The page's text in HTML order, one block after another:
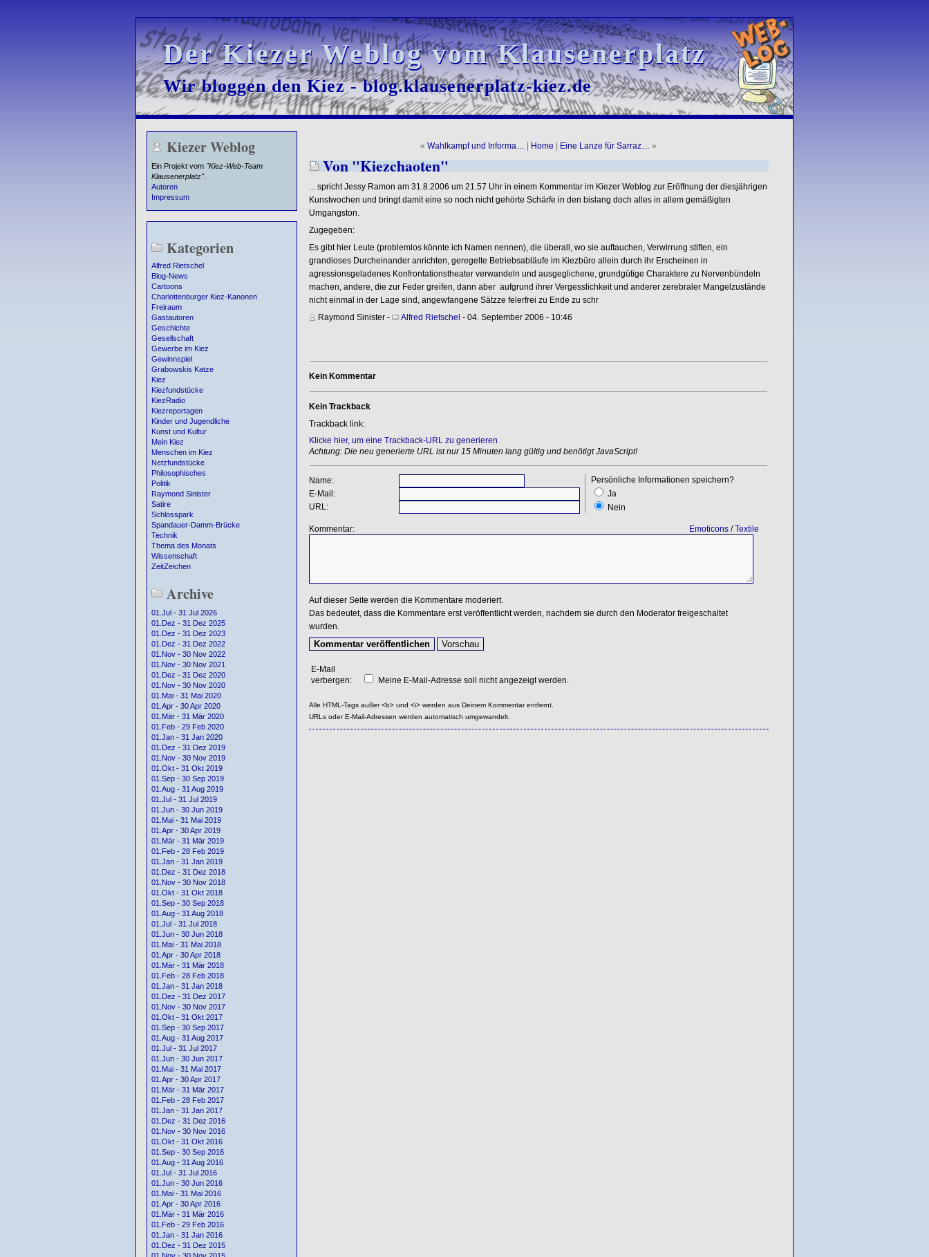
Der Kiezer Weblog vom Klausenerplatz
Der Kiezer Weblog vom Klausenerplatz
Wir bloggen den Kiez - blog.klausenerplatz-kiez.de
Wir bloggen den Kiez - blog.klausenerplatz-kiez.de
Kiezer Weblog
Ein Projekt vom "Kiez-Web-Team
Klausenerplatz".
Autoren
Impressum
Kategorien
Alfred Rietschel
Blog-News
Cartoons
Charlottenburger Kiez-Kanonen
Freiraum
Gastautoren
Geschichte
Gesellschaft
Gewerbe im Kiez
Gewinnspiel
Grabowskis Katze
Kiez
Kiezfundstücke
KiezRadio
Kiezreportagen
Kinder und Jugendliche
Kunst und Kultur
Mein Kiez
Menschen im Kiez
Netzfundstücke
Philosophisches
Politik
Raymond Sinister
Satire
Schlosspark
Spandauer-Damm-Brücke
Technik
Thema des Monats
Wissenschaft
ZeitZeichen
Archive
01.Jul - 31 Jul 2026
01.Dez - 31 Dez 2025
01.Dez - 31 Dez 2023
01.Dez - 31 Dez 2022
01.Nov - 30 Nov 2022
01.Nov - 30 Nov 2021
01.Dez - 31 Dez 2020
01.Nov - 30 Nov 2020
01.Mai - 31 Mai 2020
01.Apr - 30 Apr 2020
01.Mär - 31 Mär 2020
01.Feb - 29 Feb 2020
01.Jan - 31 Jan 2020
01.Dez - 31 Dez 2019
01.Nov - 30 Nov 2019
01.Okt - 31 Okt 2019
01.Sep - 30 Sep 2019
01.Aug - 31 Aug 2019
01.Jul - 31 Jul 2019
01.Jun - 30 Jun 2019
01.Mai - 31 Mai 2019
01.Apr - 30 Apr 2019
01.Mär - 31 Mär 2019
01.Feb - 28 Feb 2019
01.Jan - 31 Jan 2019
01.Dez - 31 Dez 2018
01.Nov - 30 Nov 2018
01.Okt - 31 Okt 2018
01.Sep - 30 Sep 2018
01.Aug - 31 Aug 2018
01.Jul - 31 Jul 2018
01.Jun - 30 Jun 2018
01.Mai - 31 Mai 2018
01.Apr - 30 Apr 2018
01.Mär - 31 Mär 2018
01.Feb - 28 Feb 2018
01.Jan - 31 Jan 2018
01.Dez - 31 Dez 2017
01.Nov - 30 Nov 2017
01.Okt - 31 Okt 2017
01.Sep - 30 Sep 2017
01.Aug - 31 Aug 2017
01.Jul - 31 Jul 2017
01.Jun - 30 Jun 2017
01.Mai - 31 Mai 2017
01.Apr - 30 Apr 2017
01.Mär - 31 Mär 2017
01.Feb - 28 Feb 2017
01.Jan - 31 Jan 2017
01.Dez - 31 Dez 2016
01.Nov - 30 Nov 2016
01.Okt - 31 Okt 2016
01.Sep - 30 Sep 2016
01.Aug - 31 Aug 2016
01.Jul - 31 Jul 2016
01.Jun - 30 Jun 2016
01.Mai - 31 Mai 2016
01.Apr - 30 Apr 2016
01.Mär - 31 Mär 2016
01.Feb - 29 Feb 2016
01.Jan - 31 Jan 2016
01.Dez - 31 Dez 2015
« Wahlkampf und Informa… Home Eine Lanze für Sarraz… »
Von "Kiezchaoten"
... spricht Jessy Ramon am 31.8.2006 um 21.57 Uhr in einem Kommentar im Kiezer Weblog zur Eröffnung der diesjährigen
Kunstwochen und bringt damit eine so noch nicht gehörte Schärfe in den bislang doch alles in allem gemäßigten
Umgangston.
Zugegeben:
Es gibt hier Leute (problemlos könnte ich Namen nennen), die überall, wo sie auftauchen, Verwirrung stiften, ein
grandioses Durcheinander anrichten, geregelte Betriebsabläufe im Kiezbüro allein durch ihr Erscheinen in
agressionsgeladenes Konfrontationstheater verwandeln und ausgeglichene, grundgütige Charaktere zu Nervenbündeln
machen, andere, die zur Feder greifen, dann aber aufgrund ihrer Vergesslichkeit und anderer zerebraler Mangelzustände
nicht einmal in der Lage sind, angewfangene Sätzze felerfrei zu Ende zu schr
Raymond Sinister- Alfred Rietschel - 04. September 2006 - 10:46
Kein Kommentar
Kein Trackback
Trackback link:
Klicke hier, um eine Trackback-URL zu generieren
Achtung: Die neu generierte URL ist nur 15 Minuten lang gültig und benötigt JavaScript!
Name:
Persönliche Informationen speichern?
Ja
Nein
E-Mail:
URL:
Kommentar: Emoticons/Textile
Auf dieser Seite werden die Kommentare moderiert.
Das bedeutet, dass die Kommentare erst veröffentlicht werden, nachdem sie durch den Moderator freigeschaltet
wurden.
E-Mail
verbergen:
Meine E-Mail-Adresse soll nicht angezeigt werden.
Alle HTML-Tags außer <b> und <i> werden aus Deinem Kommentar entfernt.
URLs oder E-Mail-Adressen werden automatisch umgewandelt.